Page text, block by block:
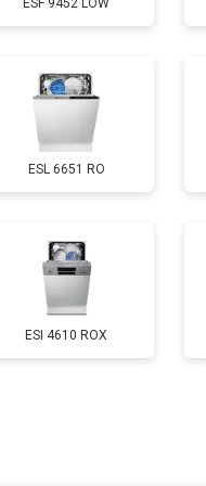
850 ₽
2200 ₽
2000 ₽
1600 ₽
1200 ₽
ESL 6651 RO
ESI 4610 ROX